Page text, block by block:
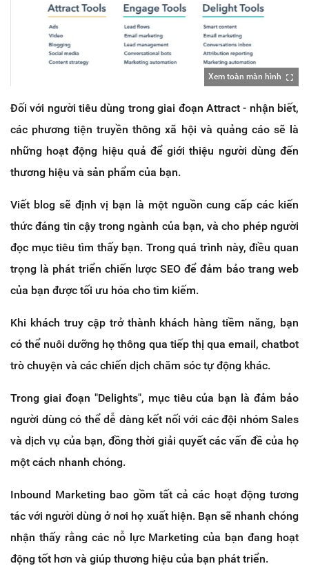
Xem toàn màn hình
Đối với người tiêu dùng trong giai đoạn Attract - nhận biết,
các phương tiện truyền thông xã hội và quảng cáo sẽ là
những hoạt động hiệu quả để giới thiệu người dùng đến
thương hiệu và sản phẩm của bạn.
Viết blog sẽ định vị bạn là một nguồn cung cấp các kiến
thức đáng tin cậy trong ngành của bạn, và cho phép người
đọc mục tiêu tìm thấy bạn. Trong quá trình này, điều quan
trọng là phát triển chiến lược SEO để đảm bảo trang web
của bạn được tối ưu hóa cho tìm kiếm.
Khi khách truy cập trở thành khách hàng tiềm năng, bạn
có thể nuôi dưỡng họ thông qua tiếp thị qua email, chatbot
trò chuyện và các chiến dịch chăm sóc tự động khác.
Trong giai đoạn "Delights", mục tiêu của bạn là đảm bảo
người dùng có thể dễ dàng kết nối với các đội nhóm Sales
và dịch vụ của bạn, đồng thời giải quyết các vấn đề của họ
một cách nhanh chóng.
Inbound Marketing bao gồm tất cả các hoạt động tương
tác với người dùng ở nơi họ xuất hiện. Bạn sẽ nhanh chóng
nhận thấy rằng các nỗ lực Marketing của bạn đang hoạt
động tốt hơn và giúp thương hiệu của bạn phát triển.